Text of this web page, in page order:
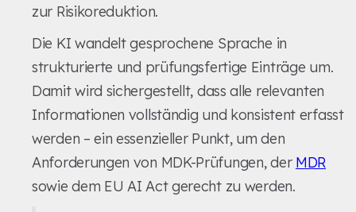
zur Risikoreduktion.
Die KI wandelt gesprochene Sprache in
strukturierte und prüfungsfertige Einträge um.
Damit wird sichergestellt, dass alle relevanten
Informationen vollständig und konsistent erfasst
werden – ein essenzieller Punkt, um den
Anforderungen von MDK-Prüfungen, der MDR
sowie dem EU AI Act gerecht zu werden.